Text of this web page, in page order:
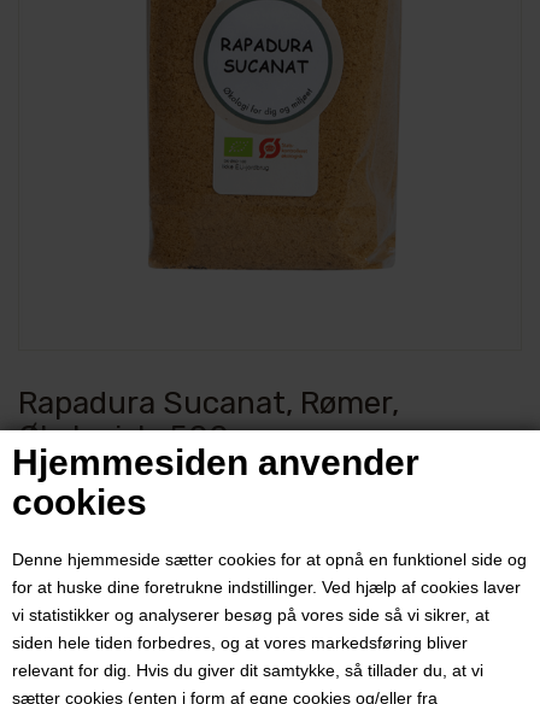
Hjemmesiden anvender
cookies
Denne hjemmeside sætter cookies for at opnå en funktionel side og
for at huske dine foretrukne indstillinger. Ved hjælp af cookies laver
vi statistikker og analyserer besøg på vores side så vi sikrer, at
siden hele tiden forbedres, og at vores markedsføring bliver
relevant for dig. Hvis du giver dit samtykke, så tillader du, at vi
sætter cookies (enten i form af egne cookies og/eller fra
Rapadura Sucanat, Rømer,
Økologisk, 500 gram
Varenummer:
Pris ved 1 stk.
48,00DKK